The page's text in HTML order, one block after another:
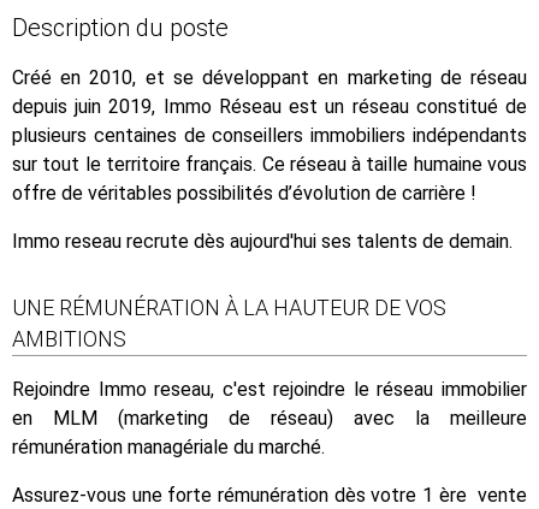
Description du poste
Créé en 2010, et se développant en marketing de réseau
depuis juin 2019, Immo Réseau est un réseau constitué de
plusieurs centaines de conseillers immobiliers indépendants
sur tout le territoire français. Ce réseau à taille humaine vous
offre de véritables possibilités d’évolution de carrière !
Immo reseau recrute dès aujourd'hui ses talents de demain.
UNE RÉMUNÉRATION À LA HAUTEUR DE VOS
AMBITIONS
Rejoindre Immo reseau, c'est rejoindre le réseau immobilier
en MLM (marketing de réseau) avec la meilleure
rémunération managériale du marché.
Assurez-vous une forte rémunération dès votre 1 ère vente